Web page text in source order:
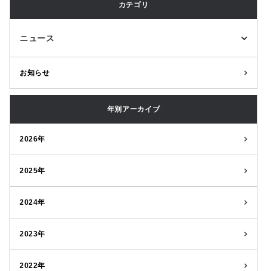
カテゴリ
ニュース
お知らせ
年別アーカイブ
2026年
2025年
2024年
2023年
2022年